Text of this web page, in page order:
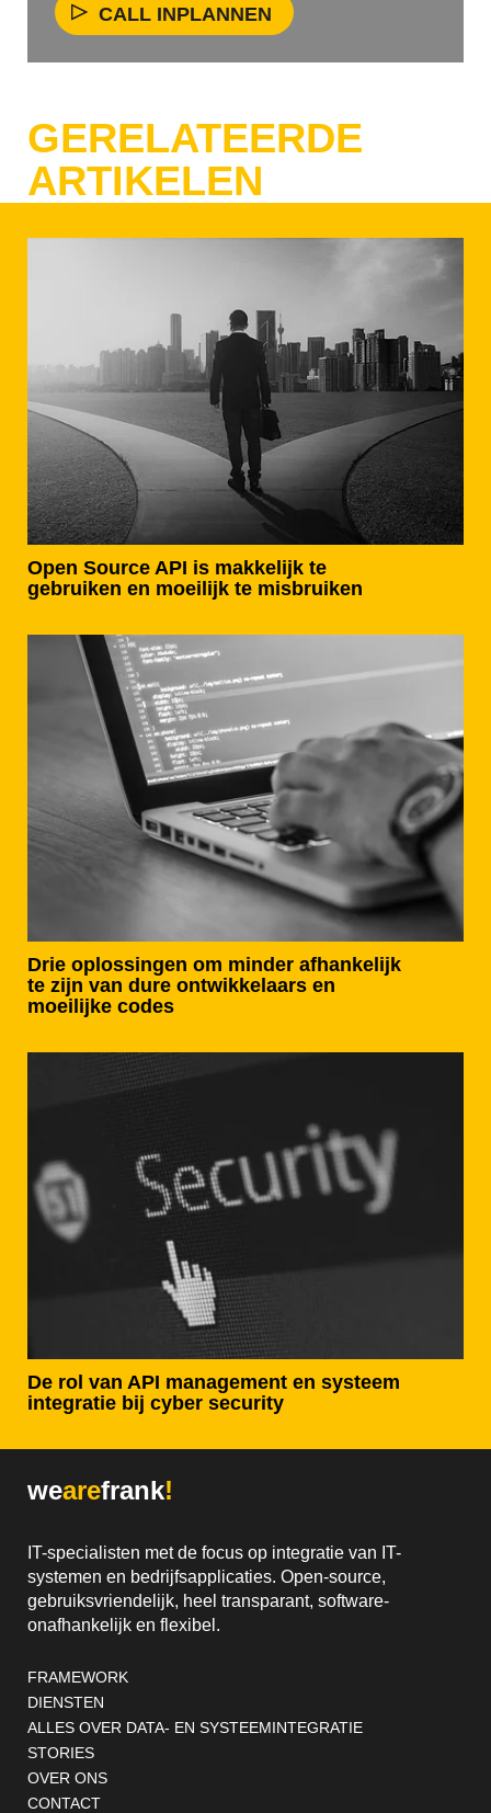
CALL INPLANNEN
GERELATEERDE
ARTIKELEN
Open Source API is makkelijk te
gebruiken en moeilijk te misbruiken
Drie oplossingen om minder afhankelijk
te zijn van dure ontwikkelaars en
moeilijke codes
De rol van API management en systeem
integratie bij cyber security
wearefrank!
IT-specialisten met de focus op integratie van IT-
systemen en bedrijfsapplicaties. Open-source,
gebruiksvriendelijk, heel transparant, software-
onafhankelijk en flexibel.
Footernavigatie
FRAMEWORK
DIENSTEN
ALLES OVER DATA- EN SYSTEEMINTEGRATIE
STORIES
OVER ONS
CONTACT